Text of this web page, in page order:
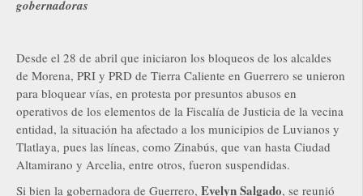
gobernadoras
Desde el 28 de abril que iniciaron los bloqueos de los alcaldes
de Morena, PRI y PRD de Tierra Caliente en Guerrero se unieron
para bloquear vías, en protesta por presuntos abusos en
operativos de los elementos de la Fiscalía de Justicia de la vecina
entidad, la situación ha afectado a los municipios de Luvianos y
Tlatlaya, pues las líneas, como Zinabús, que van hasta Ciudad
Altamirano y Arcelia, entre otros, fueron suspendidas.
Si bien la gobernadora de Guerrero, Evelyn Salgado, se reunió